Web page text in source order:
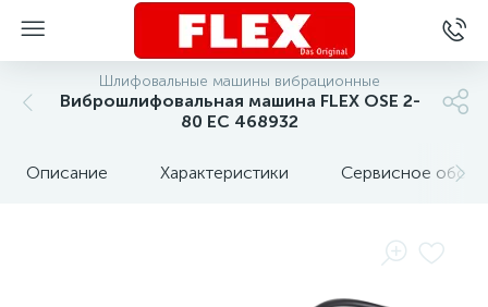
Шлифовальные машины вибрационные
Виброшлифовальная машина FLEX OSE 2-
80 EC 468932
Описание Характеристики Сервисное